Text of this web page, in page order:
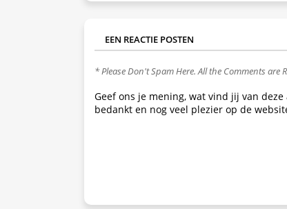
EEN REACTIE POSTEN
* Please Don't Spam Here. All the Comments are
Geef ons je mening, wat vind jij van
bedankt en nog veel plezier op de